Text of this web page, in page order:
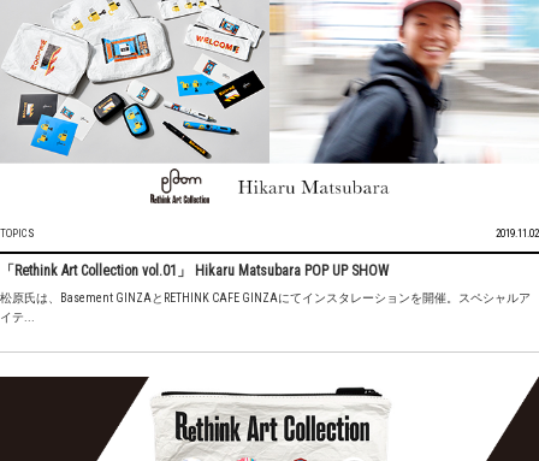
TOPICS 2019.11.02
「Rethink Art Collection vol.01」 Hikaru Matsubara POP UP SHOW
松原氏は、Basement GINZAとRETHINK CAFE GINZAにてインスタレーションを開催。スペシャルア
イテ...